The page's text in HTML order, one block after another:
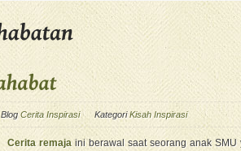
BlogCerita Inspirasi KategoriKisah Inspirasi
Cerita remaja ini berawal saat seorang anak